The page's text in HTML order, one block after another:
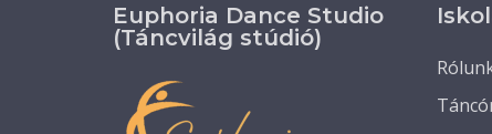
Euphoria Dance Studio
(Táncvilág stúdió)